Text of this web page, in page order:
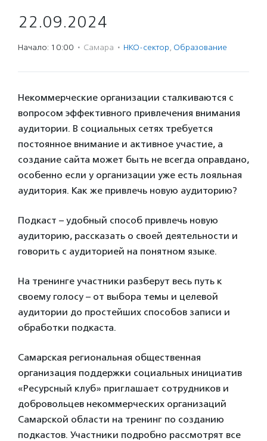
22.09.2024
Начало: 10:00 · Самара · НКО-сектор, Образование
Некоммерческие организации сталкиваются с
вопросом эффективного привлечения внимания
аудитории. В социальных сетях требуется
постоянное внимание и активное участие, а
создание сайта может быть не всегда оправдано,
особенно если у организации уже есть лояльная
аудитория. Как же привлечь новую аудиторию?
Подкаст – удобный способ привлечь новую
аудиторию, рассказать о своей деятельности и
говорить с аудиторией на понятном языке.
На тренинге участники разберут весь путь к
своему голосу – от выбора темы и целевой
аудитории до простейших способов записи и
обработки подкаста.
Самарская региональная общественная
организация поддержки социальных инициатив
«Ресурсный клуб» приглашает сотрудников и
добровольцев некоммерческих организаций
Самарской области на тренинг по созданию
подкастов. Участники подробно рассмотрят все